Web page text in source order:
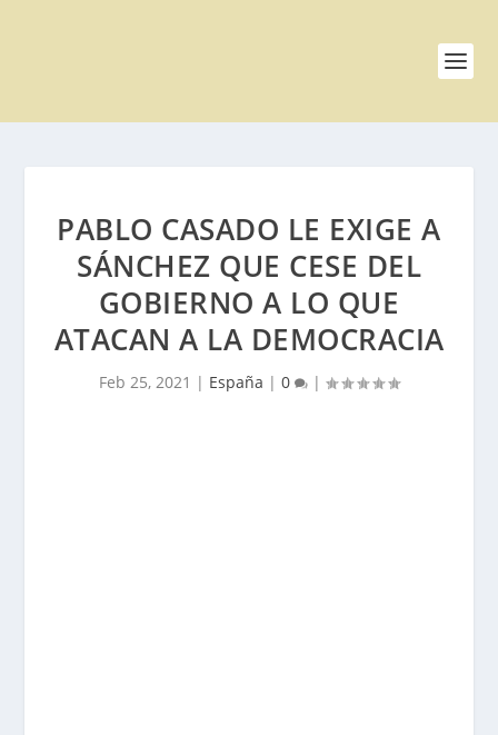
PABLO CASADO LE EXIGE A
SÁNCHEZ QUE CESE DEL
GOBIERNO A LO QUE
ATACAN A LA DEMOCRACIA
Feb 25, 2021 | España | 0 |